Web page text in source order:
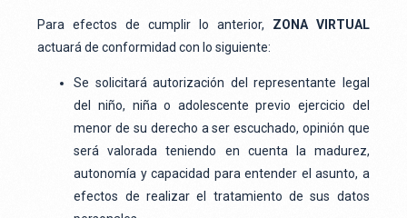
Para efectos de cumplir lo anterior, ZONA VIRTUAL
actuará de conformidad con lo siguiente:
Se solicitará autorización del representante legal
del niño, niña o adolescente previo ejercicio del
menor de su derecho a ser escuchado, opinión que
será valorada teniendo en cuenta la madurez,
autonomía y capacidad para entender el asunto, a
efectos de realizar el tratamiento de sus datos